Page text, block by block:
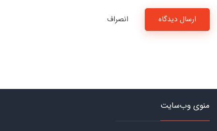
ارسال دیدگاه انصراف
منوی وب‌سایت